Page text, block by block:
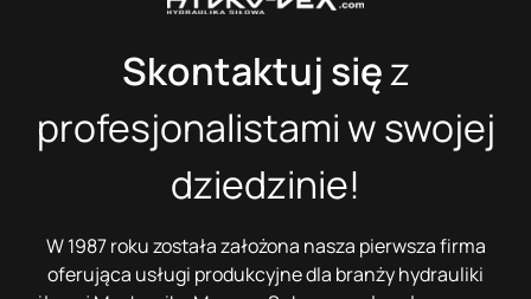
Skontaktuj sięz
profesjonalistami w swojej
dziedzinie!
W 1987 roku została założona nasza pierwsza firma
oferująca usługi produkcyjne dla branży hydrauliki